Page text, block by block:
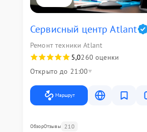
Сервисный центр Atlant
Ремонт техники Atlant
5,0260 оценки
Открыто до 21:00
Маршрут
ОбзорОтзывы 210